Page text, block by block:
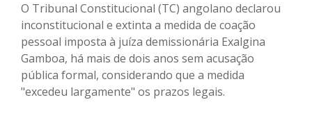
O Tribunal Constitucional (TC) angolano declarou
inconstitucional e extinta a medida de coação
pessoal imposta à juíza demissionária Exalgina
Gamboa, há mais de dois anos sem acusação
pública formal, considerando que a medida
"excedeu largamente" os prazos legais.